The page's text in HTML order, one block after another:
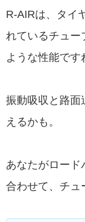
R-AIRは、タイ
れているチュー
ような性能です
振動吸収と路面
えるかも。
あなたがロード
合わせて、チュ